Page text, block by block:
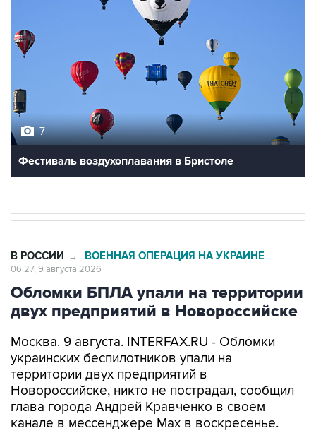
7
Фестиваль воздухоплавания в Бристоле
В РОССИИ → ВОЕННАЯ ОПЕРАЦИЯ НА УКРАИНЕ
06:27, 9 августа 2026
Обломки БПЛА упали на территории
двух предприятий в Новороссийске
Москва. 9 августа. INTERFAX.RU - Обломки
украинских беспилотников упали на
территории двух предприятий в
Новороссийске, никто не пострадал, сообщил
глава города Андрей Кравченко в своем
канале в мессенджере Max в воскресенье.